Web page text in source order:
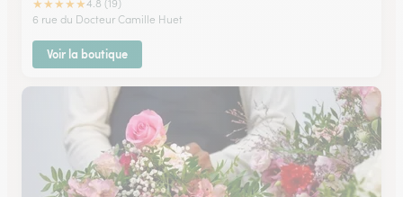
★★★★★4.8 (19)
6 rue du Docteur Camille Huet
Voir la boutique